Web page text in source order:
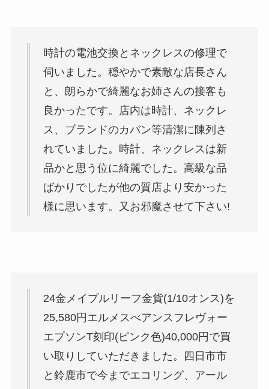
時計の電池交換とネックレスの修理で
伺いました。穏やかで素敵な店長さん
と、朗らかで綺麗なお姉さんの接客も
良かったです。店内は時計、ネックレ
ス、ブランドのカバン等清潔に陳列さ
れていました。時計、ネックレスは新
品かと思う位に綺麗でした。高級な品
ばかりでしたが他の質店より安かった
様に思います。又お邪魔させて下さい!
24金メイプルリーフ金貨(1/10オンス)を
25,580円エルメスべアンスフレヴォー
エプソンT刻印(ピンク色)40,000円で買
い取りしていただきました。四日市市
と鈴鹿市で今までエコリング、アール